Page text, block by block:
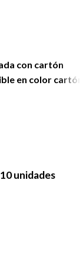
con cartón
en color cartón
unidades